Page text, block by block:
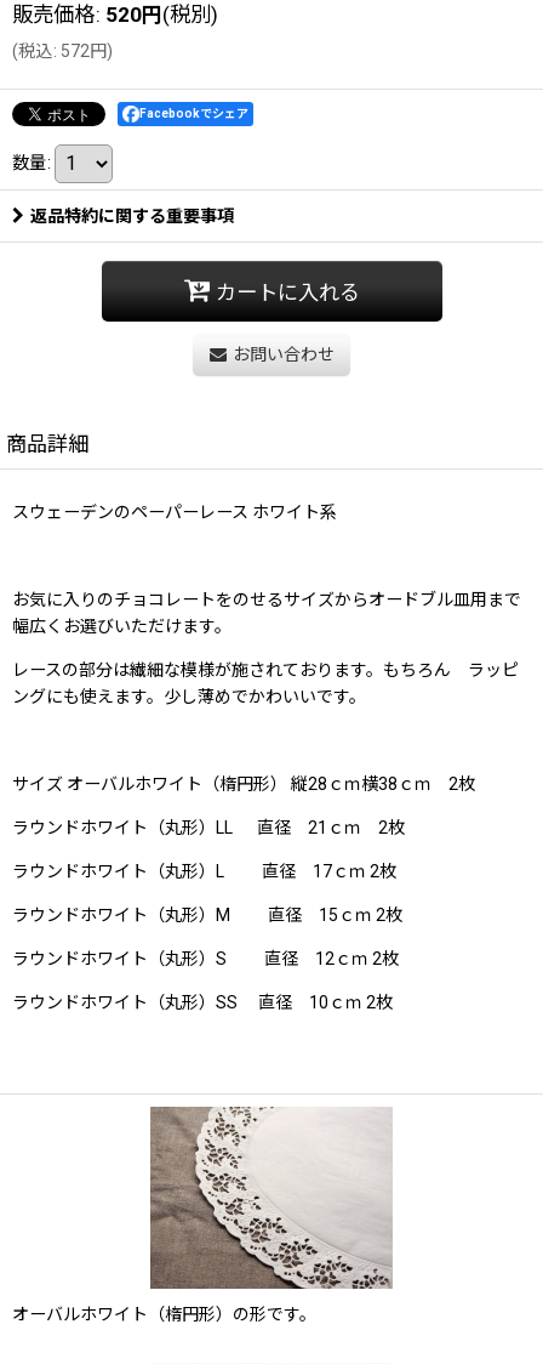
販売価格: 520円(税別)
(税込: 572円)
Facebookでシェア
数量:
返品特約に関する重要事項
カートに入れる
お問い合わせ
商品詳細
スウェーデンのペーパーレース ホワイト系
お気に入りのチョコレートをのせるサイズからオードブル皿用まで
幅広くお選びいただけます。
レースの部分は繊細な模様が施されております。もちろん ラッピ
ングにも使えます。少し薄めでかわいいです。
サイズ オーバルホワイト（楕円形） 縦28ｃｍ横38ｃｍ 2枚
ラウンドホワイト（丸形）LL 直径 21ｃｍ 2枚
ラウンドホワイト（丸形）L 直径 17ｃｍ 2枚
ラウンドホワイト（丸形）M 直径 15ｃｍ 2枚
ラウンドホワイト（丸形）S 直径 12ｃｍ 2枚
ラウンドホワイト（丸形）SS 直径 10ｃｍ 2枚
オーバルホワイト（楕円形）の形です。